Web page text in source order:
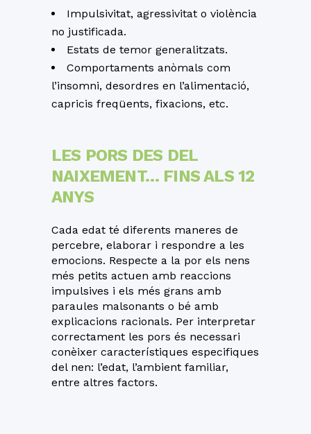
Impulsivitat, agressivitat o violència
no justificada.
Estats de temor generalitzats.
Comportaments anòmals com
l’insomni, desordres en l’alimentació,
capricis freqüents, fixacions, etc.
LES PORS DES DEL
NAIXEMENT… FINS ALS 12
ANYS
Cada edat té diferents maneres de
percebre, elaborar i respondre a les
emocions. Respecte a la por els nens
més petits actuen amb reaccions
impulsives i els més grans amb
paraules malsonants o bé amb
explicacions racionals. Per interpretar
correctament les pors és necessari
conèixer característiques especifiques
del nen: l’edat, l’ambient familiar,
entre altres factors.